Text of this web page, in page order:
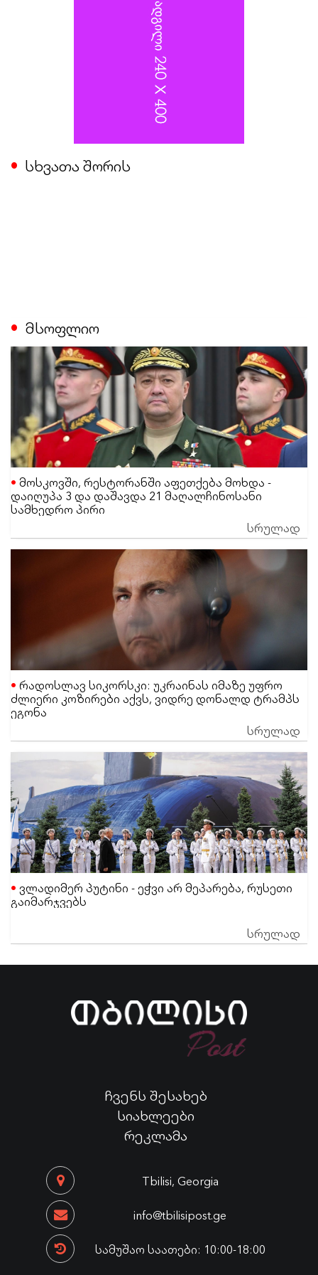
სხვათა შორის
მსოფლიო
მოსკოვში, რესტორანში აფეთქება მოხდა -
დაიღუპა 3 და დაშავდა 21 მაღალჩინოსანი
სამხედრო პირი
სრულად
რადოსლავ სიკორსკი: უკრაინას იმაზე უფრო
ძლიერი კოზირები აქვს, ვიდრე დონალდ ტრამპს
ეგონა
სრულად
ვლადიმერ პუტინი - ეჭვი არ მეპარება, რუსეთი
გაიმარჯვებს
სრულად
ჩვენს შესახებ
სიახლეები
რეკლამა
Tbilisi, Georgia
info@tbilisipost.ge
სამუშაო საათები: 10:00-18:00